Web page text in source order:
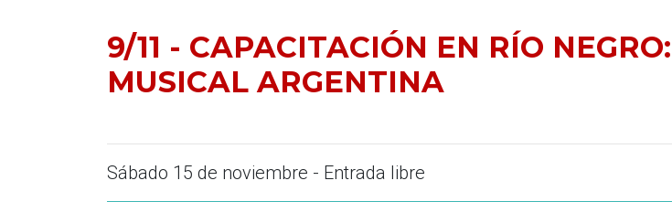
9/11 - CAPACITACIÓN EN RÍO
MUSICAL ARGENTINA
Sábado 15 de noviembre - Entrada libre